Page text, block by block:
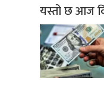
यस्तो छ आज